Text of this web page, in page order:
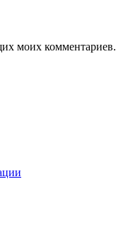
моих комментариев.